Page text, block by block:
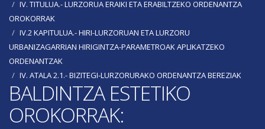
IV. TITULUA.- LURZORUA ERAIKI ETA ERABILTZEKO ORDENANTZA
OROKORRAK
IV.2 KAPITULUA.- HIRI-LURZORUAN ETA LURZORU
URBANIZAGARRIAN HIRIGINTZA-PARAMETROAK APLIKATZEKO
ORDENANTZAK
IV. ATALA 2.1.- BIZITEGI-LURZORURAKO ORDENANTZA BEREZIAK
BALDINTZA ESTETIKO
OROKORRAK: